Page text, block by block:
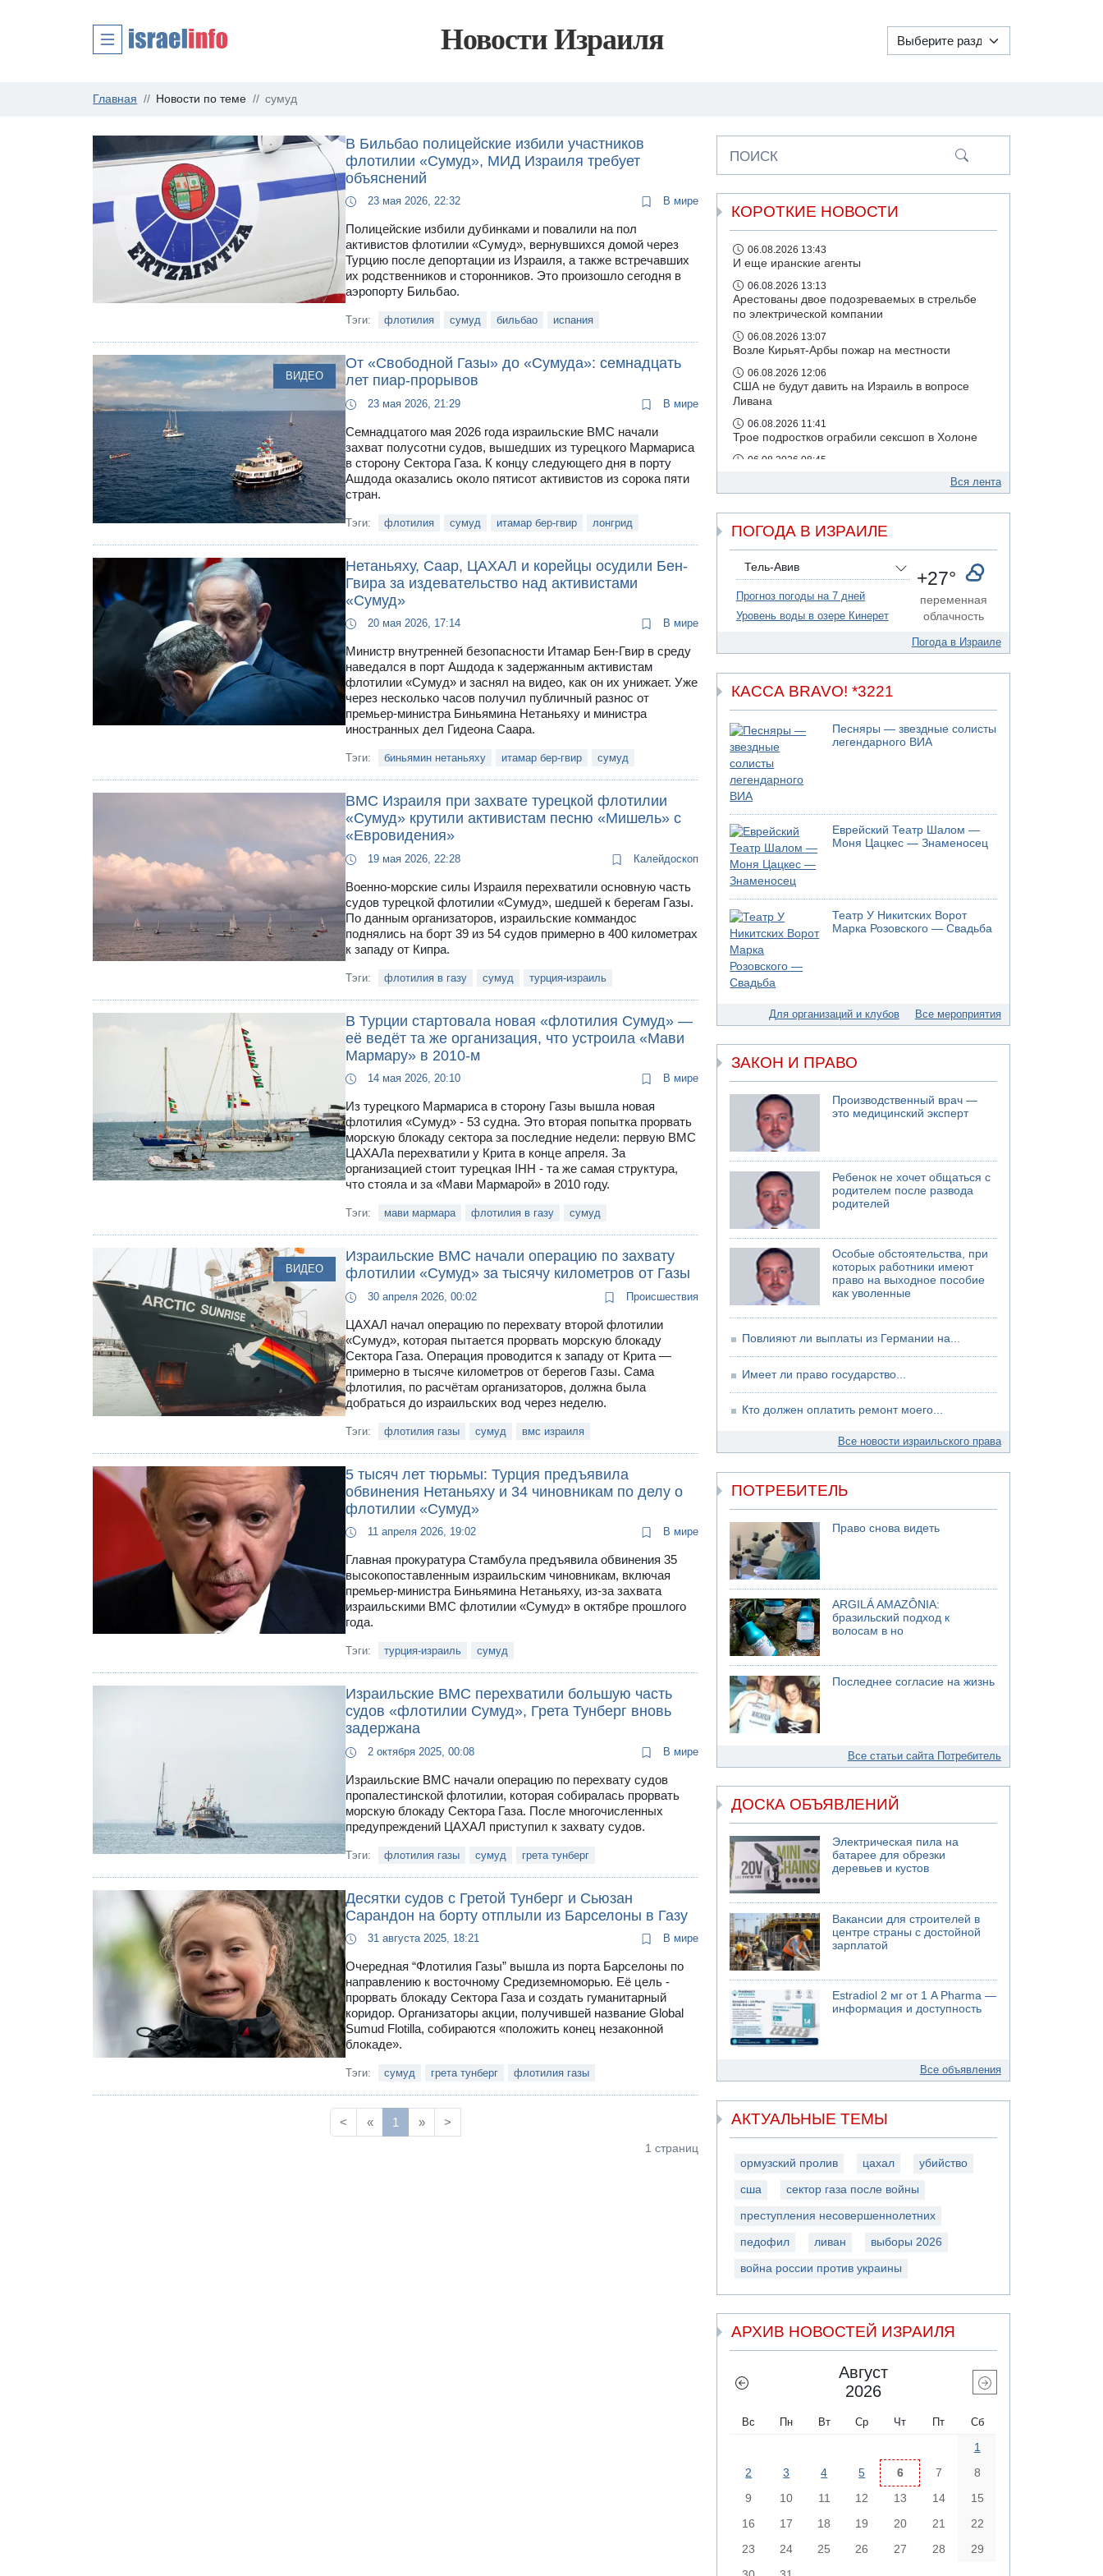
Новости Израиля
Главная Новости по теме сумуд
В Бильбао полицейские избили участников
флотилии «Сумуд», МИД Израиля требует
объяснений
23 мая 2026, 22:32 В мире
Полицейские избили дубинками и повалили на пол
активистов флотилии «Сумуд», вернувшихся домой через
Турцию после депортации из Израиля, а также встречавших
их родственников и сторонников. Это произошло сегодня в
аэропорту Бильбао.
Тэги: флотилия сумуд бильбао испания
ВИДЕО
От «Свободной Газы» до «Сумуда»: семнадцать
лет пиар-прорывов
23 мая 2026, 21:29 В мире
Семнадцатого мая 2026 года израильские ВМС начали
захват полусотни судов, вышедших из турецкого Мармариса
в сторону Сектора Газа. К концу следующего дня в порту
Ашдода оказались около пятисот активистов из сорока пяти
стран.
Тэги: флотилия сумуд итамар бер-гвир лонгрид
Нетаньяху, Саар, ЦАХАЛ и корейцы осудили Бен-
Гвира за издевательство над активистами
«Сумуд»
20 мая 2026, 17:14 В мире
Министр внутренней безопасности Итамар Бен-Гвир в среду
наведался в порт Ашдода к задержанным активистам
флотилии «Сумуд» и заснял на видео, как он их унижает. Уже
через несколько часов получил публичный разнос от
премьер-министра Биньямина Нетаньяху и министра
иностранных дел Гидеона Саара.
Тэги: биньямин нетаньяху итамар бер-гвир сумуд
ВМС Израиля при захвате турецкой флотилии
«Сумуд» крутили активистам песню «Мишель» с
«Евровидения»
19 мая 2026, 22:28 Калейдоскоп
Военно-морские силы Израиля перехватили основную часть
судов турецкой флотилии «Сумуд», шедшей к берегам Газы.
По данным организаторов, израильские коммандос
поднялись на борт 39 из 54 судов примерно в 400 километрах
к западу от Кипра.
Тэги: флотилия в газу сумуд турция-израиль
В Турции стартовала новая «флотилия Сумуд» —
её ведёт та же организация, что устроила «Мави
Мармару» в 2010-м
14 мая 2026, 20:10 В мире
Из турецкого Мармариса в сторону Газы вышла новая
флотилия «Сумуд» - 53 судна. Это вторая попытка прорвать
морскую блокаду сектора за последние недели: первую ВМС
ЦАХАЛа перехватили у Крита в конце апреля. За
организацией стоит турецкая IHH - та же самая структура,
что стояла и за «Мави Мармарой» в 2010 году.
Тэги: мави мармара флотилия в газу сумуд
ВИДЕО
Израильские ВМС начали операцию по захвату
флотилии «Сумуд» за тысячу километров от Газы
30 апреля 2026, 00:02 Происшествия
ЦАХАЛ начал операцию по перехвату второй флотилии
«Сумуд», которая пытается прорвать морскую блокаду
Сектора Газа. Операция проводится к западу от Крита —
примерно в тысяче километров от берегов Газы. Сама
флотилия, по расчётам организаторов, должна была
добраться до израильских вод через неделю.
Тэги: флотилия газы сумуд вмс израиля
5 тысяч лет тюрьмы: Турция предъявила
обвинения Нетаньяху и 34 чиновникам по делу о
флотилии «Сумуд»
11 апреля 2026, 19:02 В мире
Главная прокуратура Стамбула предъявила обвинения 35
высокопоставленным израильским чиновникам, включая
премьер-министра Биньямина Нетаньяху, из-за захвата
израильскими ВМС флотилии «Сумуд» в октябре прошлого
года.
Тэги: турция-израиль сумуд
Израильские ВМС перехватили большую часть
судов «флотилии Сумуд», Грета Тунберг вновь
задержана
2 октября 2025, 00:08 В мире
Израильские ВМС начали операцию по перехвату судов
пропалестинской флотилии, которая собиралась прорвать
морскую блокаду Сектора Газа. После многочисленных
предупреждений ЦАХАЛ приступил к захвату судов.
Тэги: флотилия газы сумуд грета тунберг
Десятки судов с Гретой Тунберг и Сьюзан
Сарандон на борту отплыли из Барселоны в Газу
31 августа 2025, 18:21 В мире
Очередная “Флотилия Газы” вышла из порта Барселоны по
направлению к восточному Средиземноморью. Её цель -
прорвать блокаду Сектора Газа и создать гуманитарный
коридор. Организаторы акции, получившей название Global
Sumud Flotilla, собираются «положить конец незаконной
блокаде».
Тэги: сумуд грета тунберг флотилия газы
< « 1 » >
1 страниц
ПОИСК
КОРОТКИЕ НОВОСТИ
06.08.2026 13:43
И еще иранские агенты
06.08.2026 13:13
Арестованы двое подозреваемых в стрельбе
по электрической компании
06.08.2026 13:07
Возле Кирьят-Арбы пожар на местности
06.08.2026 12:06
США не будут давить на Израиль в вопросе
Ливана
06.08.2026 11:41
Трое подростков ограбили сексшоп в Холоне
06.08.2026 08:45
Вся лента
ПОГОДА В ИЗРАИЛЕ
Тель-Авив
Прогноз погоды на 7 дней
Уровень воды в озере Кинерет
+27°
переменная
облачность
Погода в Израиле
КАССА BRAVO! *3221
Песняры — звездные солисты
легендарного ВИА
Еврейский Театр Шалом —
Моня Цацкес — Знаменосец
Театр У Никитских Ворот
Марка Розовского — Свадьба
Для организаций и клубов Все мероприятия
ЗАКОН И ПРАВО
Производственный врач —
это медицинский эксперт
Ребенок не хочет общаться с
родителем после развода
родителей
Особые обстоятельства, при
которых работники имеют
право на выходное пособие
как уволенные
Повлияют ли выплаты из Германии на...
Имеет ли право государство...
Кто должен оплатить ремонт моего...
Все новости израильского права
ПОТРЕБИТЕЛЬ
Право снова видеть
ARGILÁ AMAZÔNIA:
бразильский подход к
волосам в но
Последнее согласие на жизнь
Все статьи сайта Потребитель
ДОСКА ОБЪЯВЛЕНИЙ
Электрическая пила на
батарее для обрезки
деревьев и кустов
Вакансии для строителей в
центре страны с достойной
зарплатой
Estradiol 2 мг от 1 A Pharma —
информация и доступность
Все объявления
АКТУАЛЬНЫЕ ТЕМЫ
ормузский пролив цахал убийство
сша сектор газа после войны
преступления несовершеннолетних
педофил ливан выборы 2026
война россии против украины
АРХИВ НОВОСТЕЙ ИЗРАИЛЯ
Август
2026
Вс Пн Вт Ср Чт Пт Сб
1
2
3 4 5 6 7
8
9
10 11 12 13 14
15
16
17 18 19 20 21
22
23
24 25 26 27 28
29